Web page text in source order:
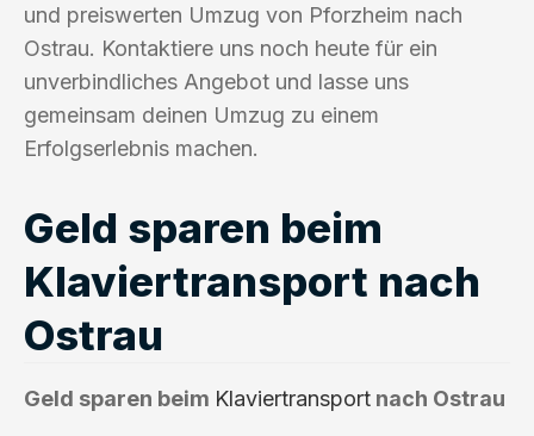
und preiswerten Umzug von Pforzheim nach
Ostrau. Kontaktiere uns noch heute für ein
unverbindliches Angebot und lasse uns
gemeinsam deinen Umzug zu einem
Erfolgserlebnis machen.
Geld sparen beim
Klaviertransport nach
Ostrau
Geld sparen beim Klaviertransport nach Ostrau